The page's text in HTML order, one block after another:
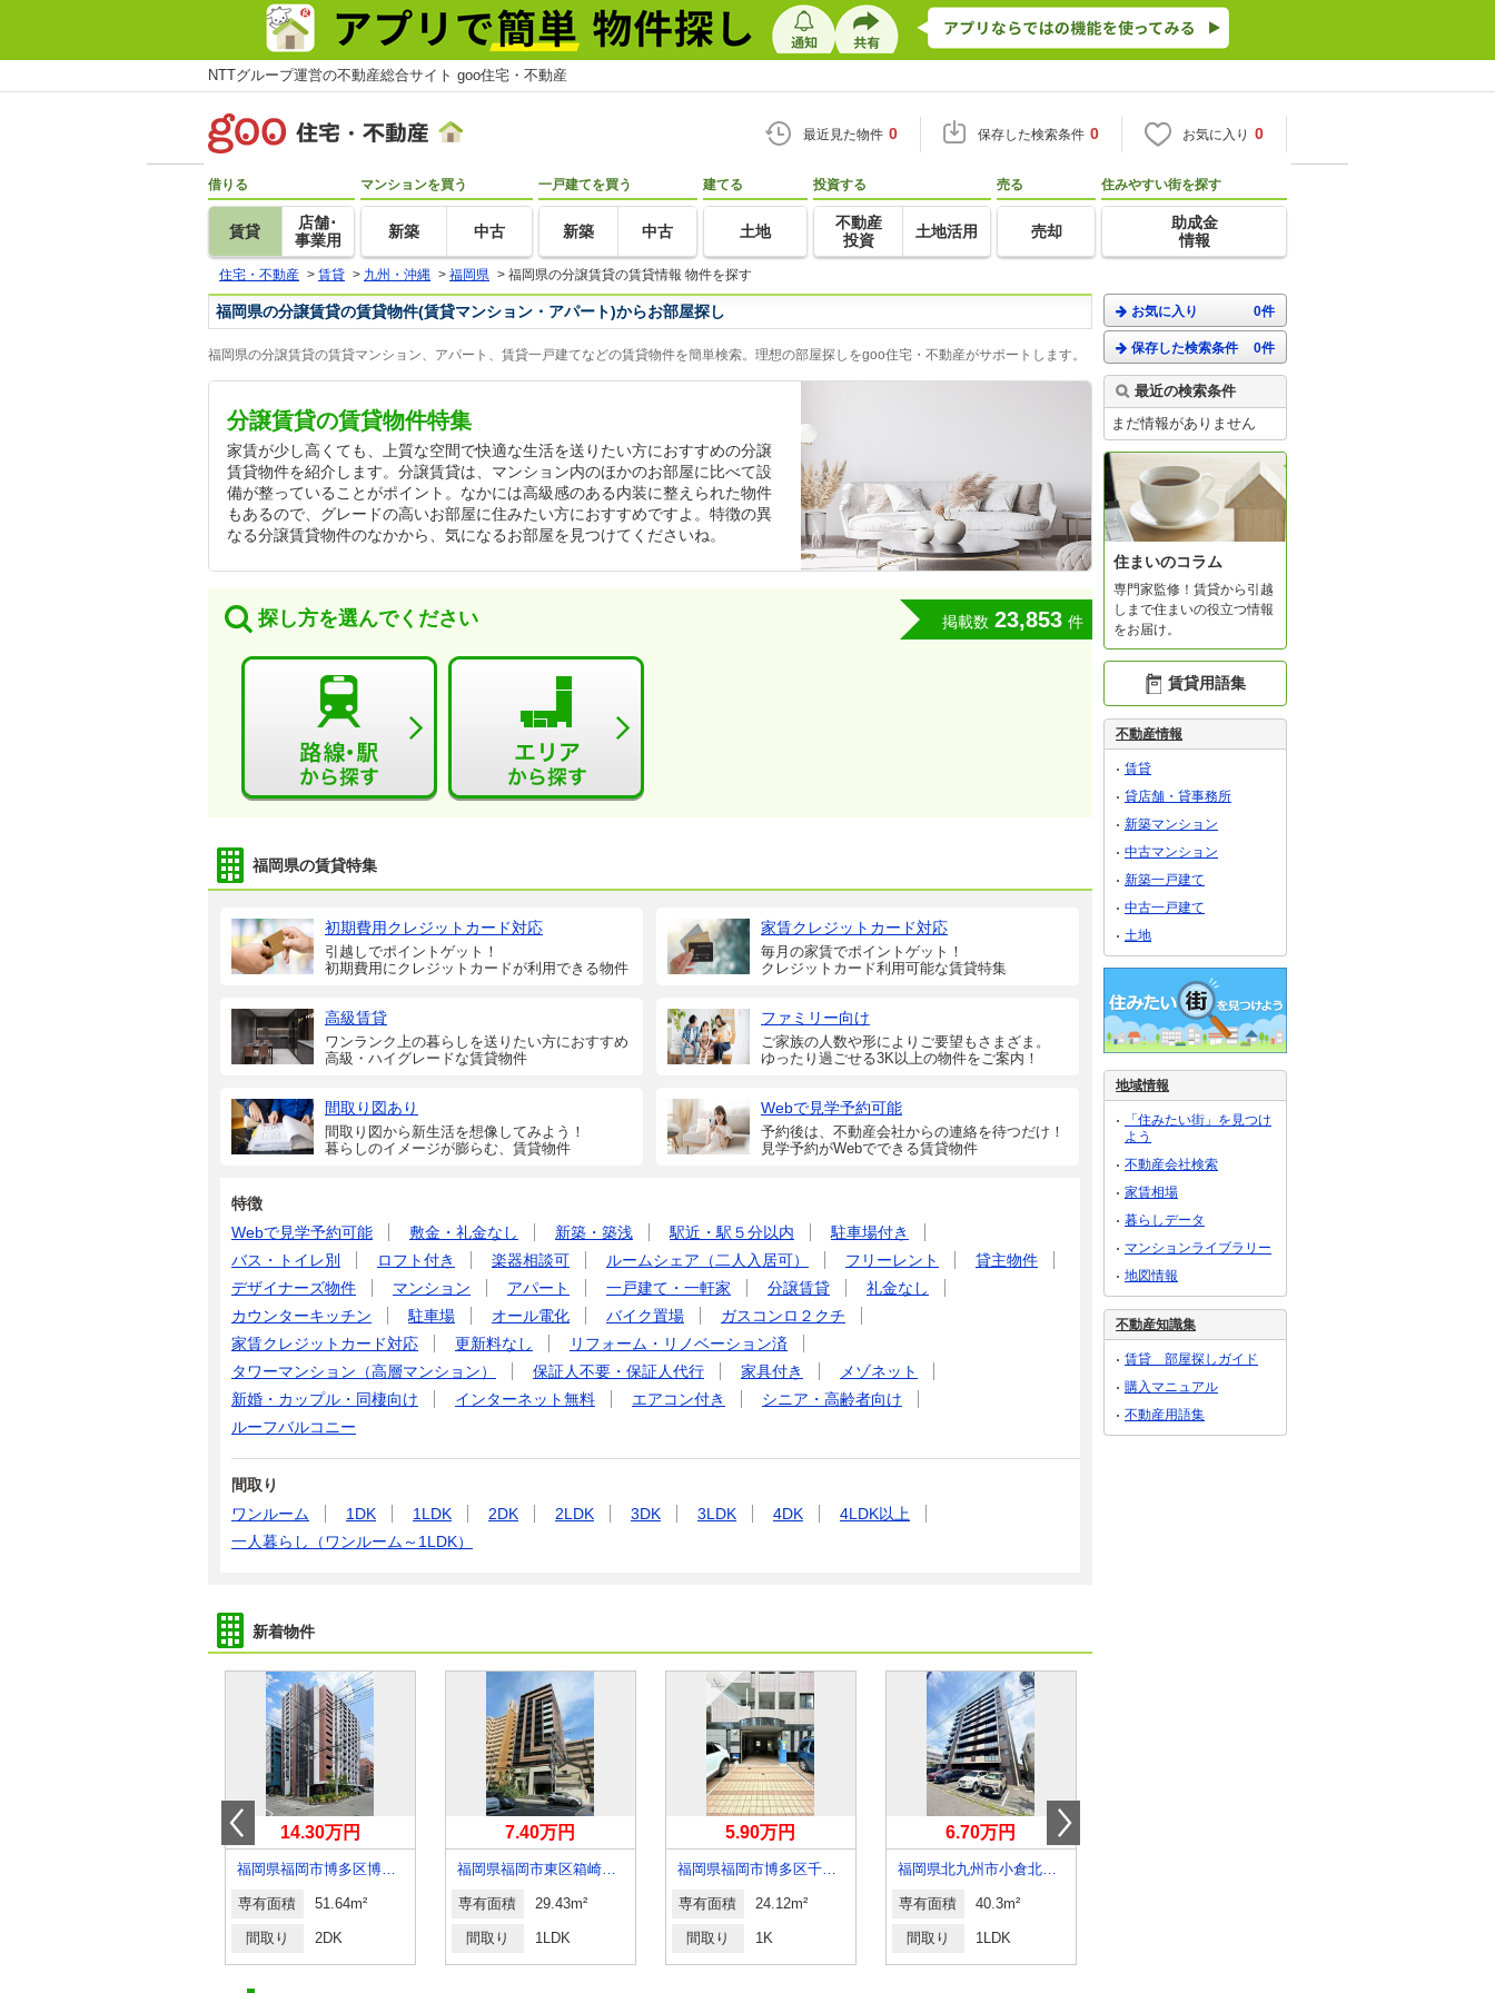
NTTグループ運営の不動産総合サイト goo住宅・不動産
最近見た物件 0 保存した検索条件 0 お気に入り 0
借りる
賃貸
店舗･
事業用
マンションを買う
新築 中古
一戸建てを買う
新築 中古
建てる
土地
投資する
不動産
投資
土地活用
売る
売却
住みやすい街を探す
助成金
情報
住宅・不動産 > 賃貸 > 九州・沖縄 > 福岡県 > 福岡県の分譲賃貸の賃貸情報 物件を探す
福岡県の分譲賃貸の賃貸物件(賃貸マンション・アパート)からお部屋探し
福岡県の分譲賃貸の賃貸マンション、アパート、賃貸一戸建てなどの賃貸物件を簡単検索。理想の部屋探しをgoo住宅・不動産がサポートします。
分譲賃貸の賃貸物件特集
家賃が少し高くても、上質な空間で快適な生活を送りたい方におすすめの分譲
賃貸物件を紹介します。分譲賃貸は、マンション内のほかのお部屋に比べて設
備が整っていることがポイント。なかには高級感のある内装に整えられた物件
もあるので、グレードの高いお部屋に住みたい方におすすめですよ。特徴の異
なる分譲賃貸物件のなかから、気になるお部屋を見つけてくださいね。
探し方を選んでください 掲載数 23,853 件
福岡県の賃貸特集
初期費用クレジットカード対応
引越しでポイントゲット！
初期費用にクレジットカードが利用できる物件
家賃クレジットカード対応
毎月の家賃でポイントゲット！
クレジットカード利用可能な賃貸特集
高級賃貸
ワンランク上の暮らしを送りたい方におすすめ
高級・ハイグレードな賃貸物件
ファミリー向け
ご家族の人数や形によりご要望もさまざま。
ゆったり過ごせる3K以上の物件をご案内！
間取り図あり
間取り図から新生活を想像してみよう！
暮らしのイメージが膨らむ、賃貸物件
Webで見学予約可能
予約後は、不動産会社からの連絡を待つだけ！
見学予約がWebでできる賃貸物件
特徴
Webで見学予約可能
敷金・礼金なし 新築・築浅 駅近・駅５分以内
駐車場付き
バス・トイレ別
ロフト付き 楽器相談可 ルームシェア（二人入居可） フリーレント
貸主物件
デザイナーズ物件
マンション アパート 一戸建て・一軒家 分譲賃貸
礼金なし
カウンターキッチン
駐車場 オール電化 バイク置場
ガスコンロ２クチ
家賃クレジットカード対応
更新料なし
リフォーム・リノベーション済
タワーマンション（高層マンション）
保証人不要・保証人代行 家具付き
メゾネット
新婚・カップル・同棲向け
インターネット無料 エアコン付き
シニア・高齢者向け
ルーフバルコニー
間取り
ワンルーム
1DK 1LDK 2DK 2LDK 3DK 3LDK 4DK
4LDK以上
一人暮らし（ワンルーム～1LDK）
新着物件
14.30万円
福岡県福岡市博多区博多駅南２丁目
専有面積 51.64m²
間取り 2DK
7.40万円
福岡県福岡市東区箱崎１丁目
専有面積 29.43m²
間取り 1LDK
5.90万円
福岡県福岡市博多区千代４丁目
専有面積 24.12m²
間取り 1K
6.70万円
福岡県北九州市小倉北区白銀１丁目
専有面積 40.3m²
間取り 1LDK
お気に入り 0件
保存した検索条件 0件
最近の検索条件
まだ情報がありません
住まいのコラム
専門家監修！賃貸から引越
しまで住まいの役立つ情報
をお届け。
賃貸用語集
不動産情報
賃貸
貸店舗・貸事務所
新築マンション
中古マンション
新築一戸建て
中古一戸建て
土地
地域情報
「住みたい街」を見つけ
よう
不動産会社検索
家賃相場
暮らしデータ
マンションライブラリー
地図情報
不動産知識集
賃貸 部屋探しガイド
購入マニュアル
不動産用語集